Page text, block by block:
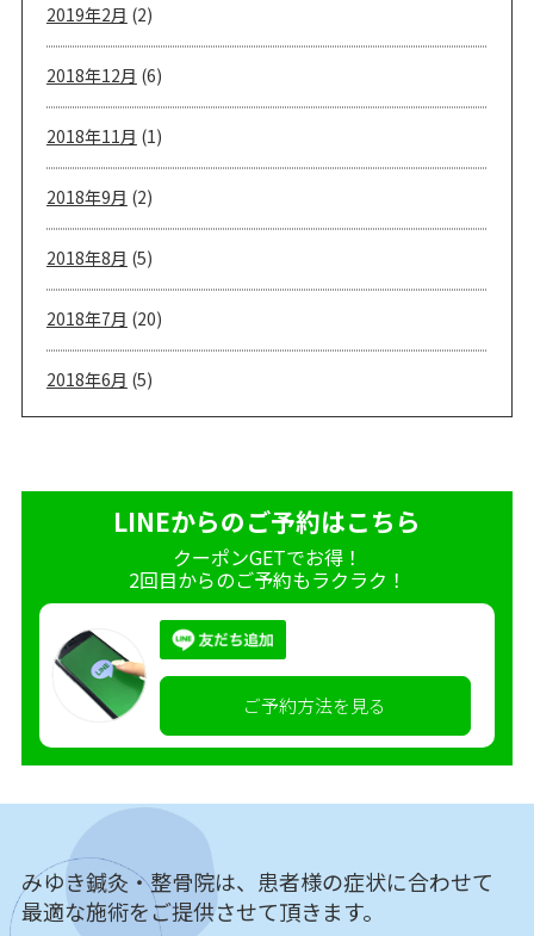
2019年2月 (2)
2018年12月 (6)
2018年11月 (1)
2018年9月 (2)
2018年8月 (5)
2018年7月 (20)
2018年6月 (5)
LINEからのご予約はこちら
クーポンGETでお得！
2回目からのご予約もラクラク！
ご予約方法を見る
みゆき鍼灸・整骨院は、患者様の症状に合わせて
最適な施術をご提供させて頂きます。